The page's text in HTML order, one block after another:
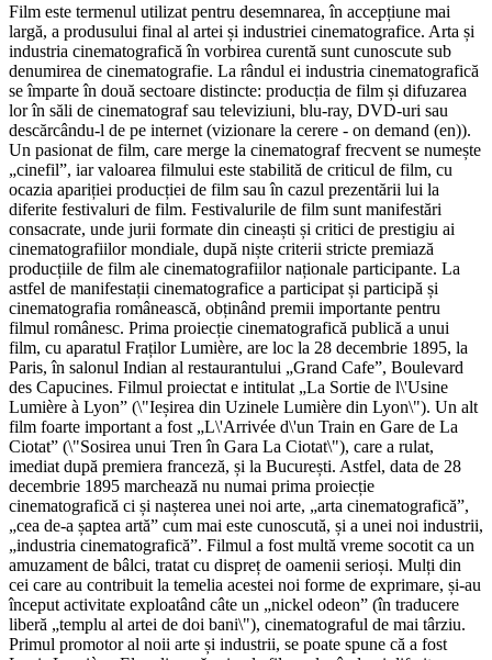
Film este termenul utilizat pentru desemnarea, în accepțiune mai
largă, a produsului final al artei și industriei cinematografice. Arta și
industria cinematografică în vorbirea curentă sunt cunoscute sub
denumirea de cinematografie. La rândul ei industria cinematografică
se împarte în două sectoare distincte: producția de film și difuzarea
lor în săli de cinematograf sau televiziuni, blu-ray, DVD-uri sau
descărcându-l de pe internet (vizionare la cerere - on demand (en)).
Un pasionat de film, care merge la cinematograf frecvent se numește
„cinefil”, iar valoarea filmului este stabilită de criticul de film, cu
ocazia apariției producției de film sau în cazul prezentării lui la
diferite festivaluri de film. Festivalurile de film sunt manifestări
consacrate, unde jurii formate din cineaști și critici de prestigiu ai
cinematografiilor mondiale, după niște criterii stricte premiază
producțiile de film ale cinematografiilor naționale participante. La
astfel de manifestații cinematografice a participat și participă și
cinematografia românească, obținând premii importante pentru
filmul românesc. Prima proiecție cinematografică publică a unui
film, cu aparatul Fraților Lumière, are loc la 28 decembrie 1895, la
Paris, în salonul Indian al restaurantului „Grand Cafe”, Boulevard
des Capucines. Filmul proiectat e intitulat „La Sortie de l\'Usine
Lumière à Lyon” (\"Ieșirea din Uzinele Lumière din Lyon\"). Un alt
film foarte important a fost „L\'Arrivée d\'un Train en Gare de La
Ciotat” (\"Sosirea unui Tren în Gara La Ciotat\"), care a rulat,
imediat după premiera franceză, și la București. Astfel, data de 28
decembrie 1895 marchează nu numai prima proiecție
cinematografică ci și nașterea unei noi arte, „arta cinematografică”,
„cea de-a șaptea artă” cum mai este cunoscută, și a unei noi industrii,
„industria cinematografică”. Filmul a fost multă vreme socotit ca un
amuzament de bâlci, tratat cu dispreț de oamenii serioși. Mulți din
cei care au contribuit la temelia acestei noi forme de exprimare, și-au
început activitate exploatând câte un „nickel odeon” (în traducere
liberă „templu al artei de doi bani\"), cinematograful de mai târziu.
Primul promotor al noii arte și industrii, se poate spune că a fost